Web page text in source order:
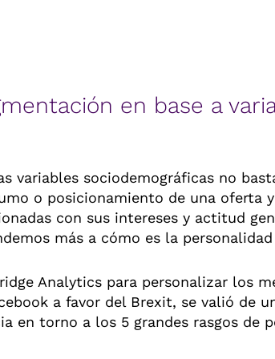
en base a
variables sociodemográficas no
o posicionamiento de una oferta
con sus intereses y actitud
más a cómo es la
Analytics para personalizar los
a favor del Brexit, se valió de
en torno a los 5 grandes rasgos de